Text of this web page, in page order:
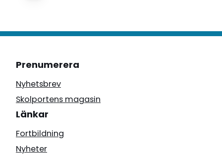
Prenumerera
Nyhetsbrev
Skolportens magasin
Länkar
Fortbildning
Nyheter